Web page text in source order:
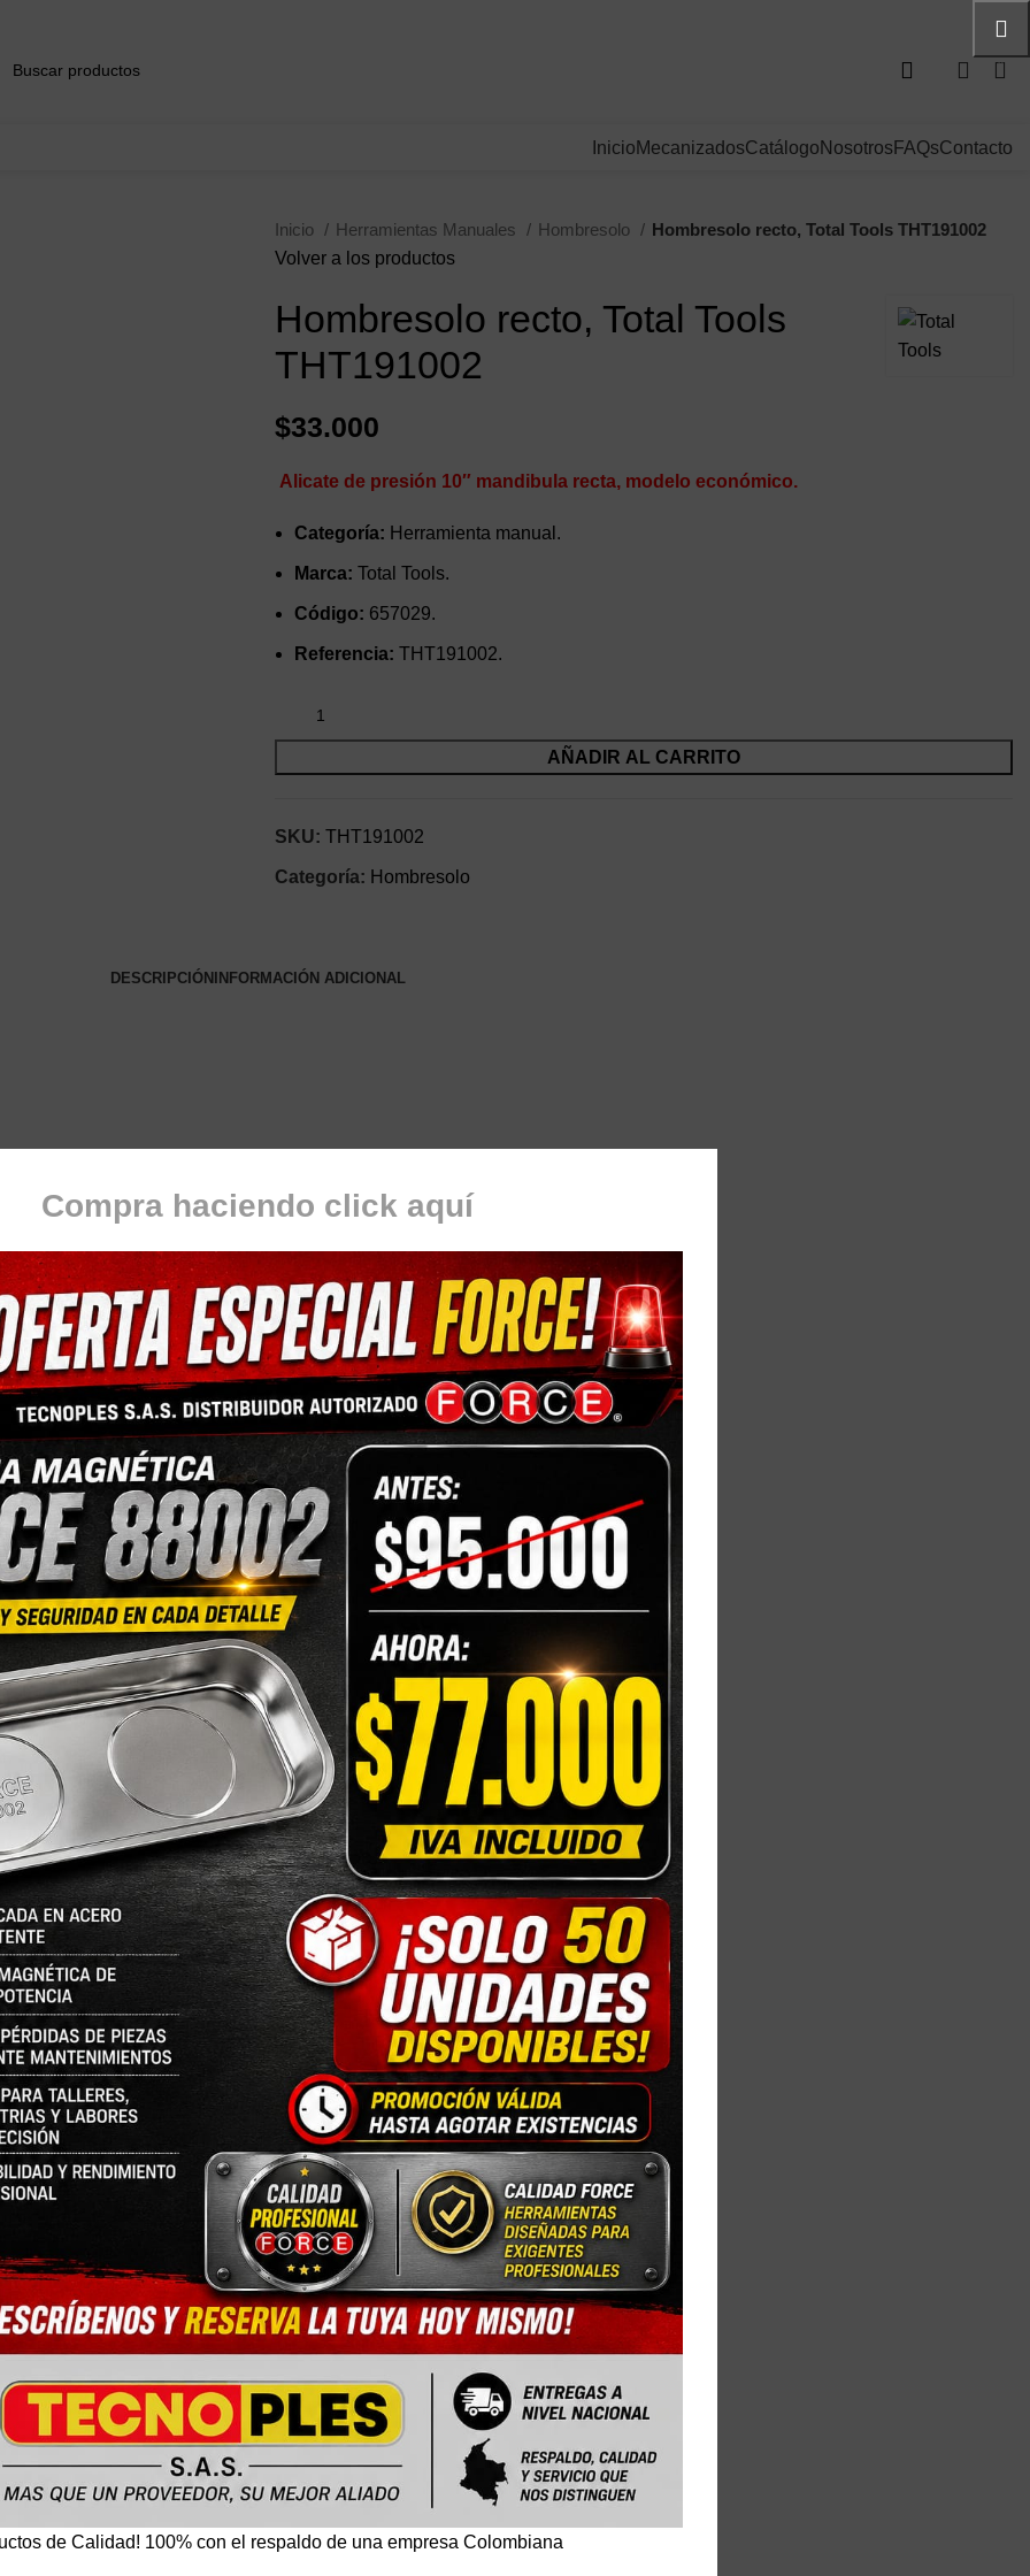
Compra haciendo click aquí
de Calidad! 100% con el respaldo de una empresa Colombiana
0
Inicio MecanizadosCatálogo Nosotros FAQsContacto
Inicio Herramientas Manuales Hombresolo
Hombresolo recto, Total Tools THT191002
Volver a los productos
Hombresolo recto, Total Tools
THT191002
$33.000
Alicate de presión 10″ mandibula recta, modelo económico.
Categoría: Herramienta manual.
Marca: Total Tools.
Código: 657029.
Referencia: THT191002.
AÑADIR AL CARRITO
SKU: THT191002
Categoría: Hombresolo
DESCRIPCIÓN INFORMACIÓN ADICIONAL